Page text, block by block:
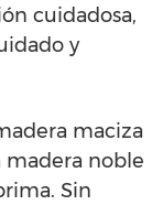
cuidadosa,
y
maciza
madera noble
Sin